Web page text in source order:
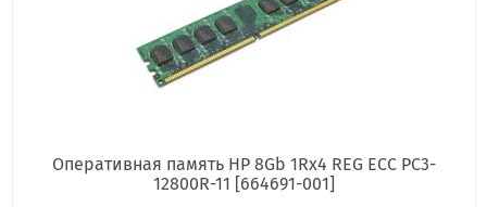
Оперативная память HP 8Gb 1Rx4 REG ECC PC3-
12800R-11 [664691-001]